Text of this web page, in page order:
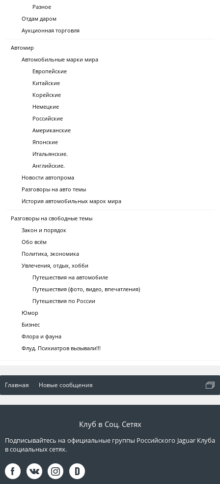
Разное
Отдам даром
Аукционная торговля
Автомир
Автомобильные марки мира
Европейские
Китайские
Корейские
Немецкие
Российские
Американские
Японские
Итальянские.
Английские.
Новости автопрома
Разговоры на авто темы
История автомобильных марок мира
Разговоры на свободные темы
Закон и порядок
Обо всём
Политика, экономика
Увлечения, отдых, хобби
Путешествия на автомобиле
Путешествия (фото, видео, впечатления)
Путешествия по России
Юмор
Бизнес
Флора и фауна
Флуд. Психиатров вызывали!!!
Главная Новые сообщения
Клуб в Соц. Сетях
Подписывайтесь на официальные группы Российского Jaguar Клуба
в социальных сетях.